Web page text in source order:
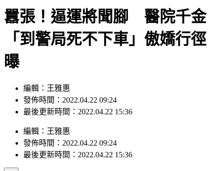
囂張！逼運將聞腳 醫院千金
「到警局死不下車」傲嬌行徑
曝
編輯：王雅惠
發佈時間：2022.04.22 09:24
最後更新時間：2022.04.22 15:36
編輯 ： 王雅惠
發佈時間： 2022.04.22 09:24
最後更新時間： 2022.04.22 15:36